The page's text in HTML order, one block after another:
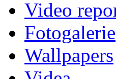
Video
Fotogalerie
Wallpapers